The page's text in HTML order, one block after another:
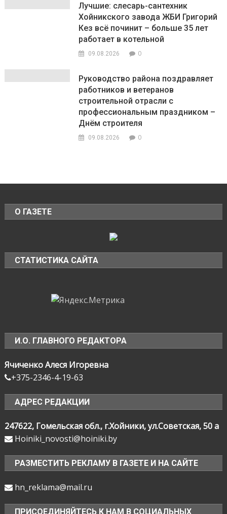
Лучшие: слесарь-сантехник
Хойникского завода ЖБИ Григорий
Кез всё починит – больше 35 лет
работает в котельной
09.08.2026 0
Руководство района поздравляет
работников и ветеранов
строительной отрасли с
профессиональным праздником –
Днём строителя
09.08.2026 0
О ГАЗЕТЕ
СТАТИСТИКА САЙТА
И.О. ГЛАВНОГО РЕДАКТОРА
Ячиченко Алеся Игоревна
+375-2346-4-19-63
АДРЕС РЕДАКЦИИ
247622, Гомельская обл., г.Хойники, ул.Советская, 50 а
Hoiniki_novosti@hoiniki.by
РАЗМЕСТИТЬ РЕКЛАМУ В ГАЗЕТЕ И НА САЙТЕ
hn_reklama@mail.ru
ПРИСОЕДИНЯЙТЕСЬ К НАМ В СОЦИАЛЬНЫХ